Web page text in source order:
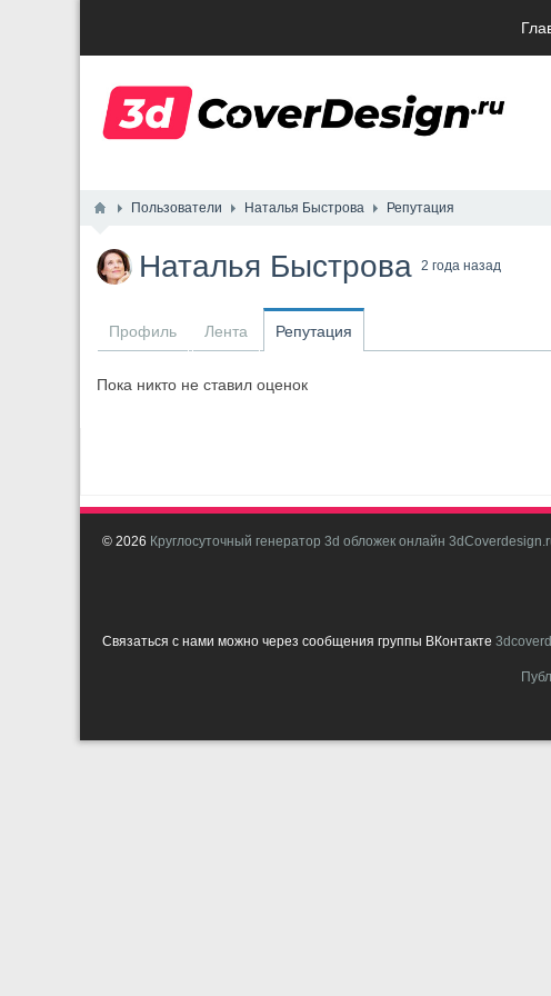
Пользователи Наталья Быстрова Репутация
Наталья Быстрова 2 года назад
Профиль Лента Репутация
Пока никто не ставил оценок
© 2026 Круглосуточный генератор 3d обложек онлайн
Связаться с нами можно через сообщения группы ВКонтакте